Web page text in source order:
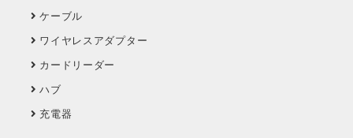
ケーブル
ワイヤレスアダプター
カードリーダー
ハブ
充電器